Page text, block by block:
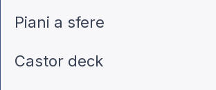
Piani a sfere
Castor deck